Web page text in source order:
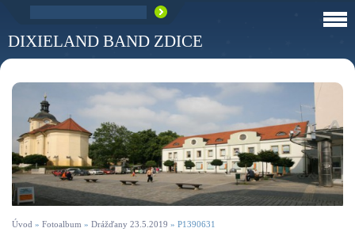
DIXIELAND BAND ZDICE
Úvod » Fotoalbum » Drážďany 23.5.2019 » P1390631